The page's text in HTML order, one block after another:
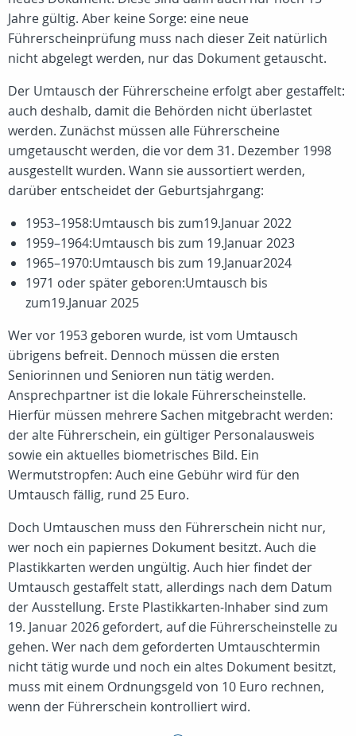
Jahre gültig. Aber keine Sorge: eine neue
Führerscheinprüfung muss nach dieser Zeit natürlich
nicht abgelegt werden, nur das Dokument getauscht.
Der Umtausch der Führerscheine erfolgt aber gestaffelt:
auch deshalb, damit die Behörden nicht überlastet
werden. Zunächst müssen alle Führerscheine
umgetauscht werden, die vor dem 31. Dezember 1998
ausgestellt wurden. Wann sie aussortiert werden,
darüber entscheidet der Geburtsjahrgang:
1953–1958:Umtausch bis zum19.Januar 2022
1959–1964:Umtausch bis zum 19.Januar 2023
1965–1970:Umtausch bis zum 19.Januar2024
1971 oder später geboren:Umtausch bis
zum19.Januar 2025
Wer vor 1953 geboren wurde, ist vom Umtausch
übrigens befreit. Dennoch müssen die ersten
Seniorinnen und Senioren nun tätig werden.
Ansprechpartner ist die lokale Führerscheinstelle.
Hierfür müssen mehrere Sachen mitgebracht werden:
der alte Führerschein, ein gültiger Personalausweis
sowie ein aktuelles biometrisches Bild. Ein
Wermutstropfen: Auch eine Gebühr wird für den
Umtausch fällig, rund 25 Euro.
Doch Umtauschen muss den Führerschein nicht nur,
wer noch ein papiernes Dokument besitzt. Auch die
Plastikkarten werden ungültig. Auch hier findet der
Umtausch gestaffelt statt, allerdings nach dem Datum
der Ausstellung. Erste Plastikkarten-Inhaber sind zum
19. Januar 2026 gefordert, auf die Führerscheinstelle zu
gehen. Wer nach dem geforderten Umtauschtermin
nicht tätig wurde und noch ein altes Dokument besitzt,
muss mit einem Ordnungsgeld von 10 Euro rechnen,
wenn der Führerschein kontrolliert wird.